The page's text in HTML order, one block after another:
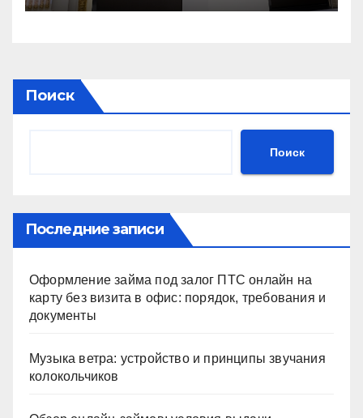
Поиск
Поиск
Последние записи
Оформление займа под залог ПТС онлайн на
карту без визита в офис: порядок, требования и
документы
Музыка ветра: устройство и принципы звучания
колокольчиков